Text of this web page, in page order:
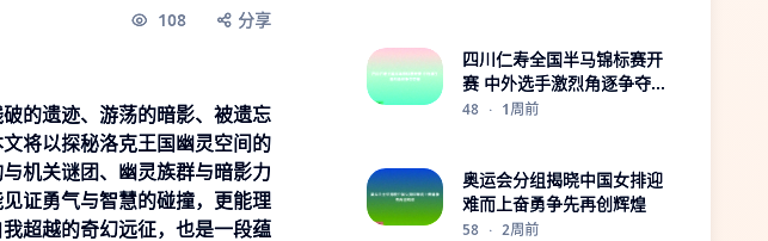
108 分享
的遗迹、游荡的暗影、被遗忘
将以探秘洛克王国幽灵空间的
机关谜团、幽灵族群与暗影力
证勇气与智慧的碰撞，更能理
超越的奇幻远征，也是一段蕴
四川仁寿全国半马锦标赛开
赛 中外选手激烈角逐争夺荣
誉
48 · 1周前
奥运会分组揭晓中国女排迎
难而上奋勇争先再创辉煌
58 · 2周前